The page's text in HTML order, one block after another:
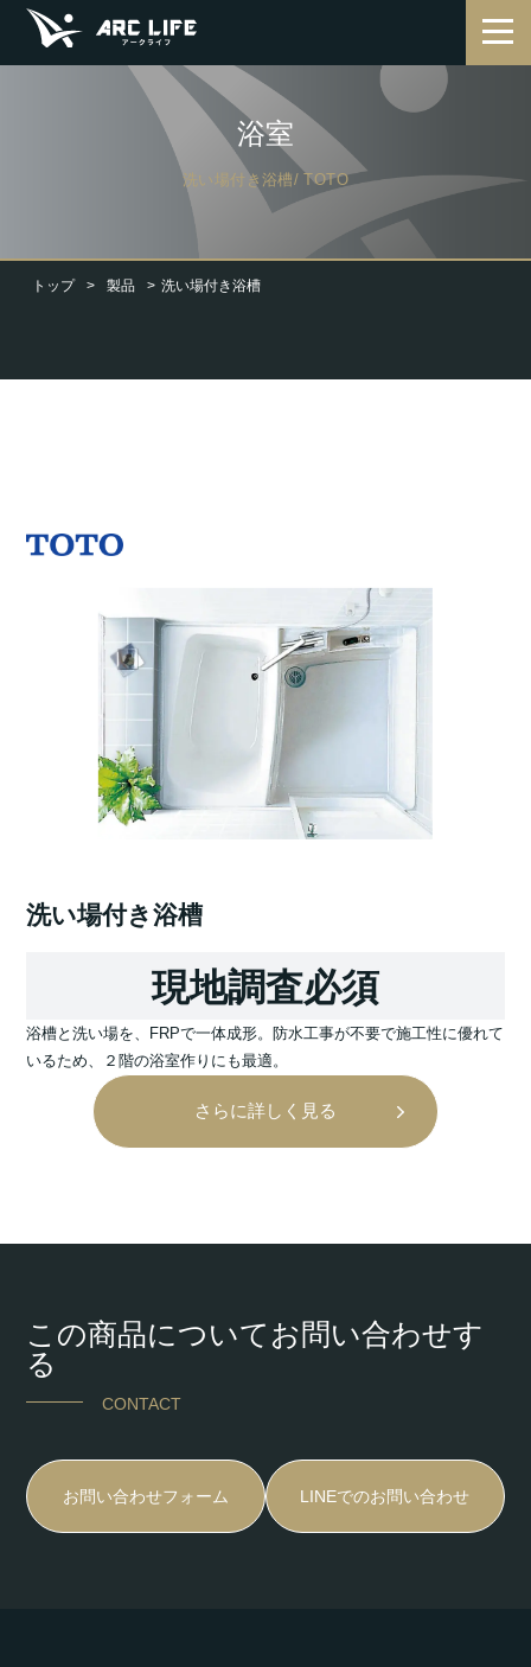
トップ 製品 洗い場付き浴槽
浴室
洗い場付き浴槽/ TOTO
洗い場付き浴槽
現地調査必須
浴槽と洗い場を、FRPで一体成形。防水工事が不要で施工性に優れて
いるため、２階の浴室作りにも最適。
さらに詳しく見る
この商品についてお問い合わせす
る
CONTACT
お問い合わせフォーム LINEでのお問い合わせ